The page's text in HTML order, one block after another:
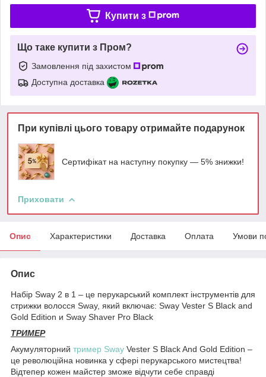
Купити з
Що таке купити з Пром?
Замовлення під захистом
Доступна доставка
При купівлі цього товару отримайте подарунок
Сертифікат на наступну покупку — 5% знижки!
Приховати
Опис Характеристики Доставка Оплата Умови
Опис
Набір Sway 2 в 1 – це перукарський комплект інструментів для
стрижки волосся Sway, який включає: Sway Vester S Black and
Gold Edition и Sway Shaver Pro Black
ТРИМЕР
Акумуляторний тример Sway Vester S Black And Gold Edition –
це революційна новинка у сфері перукарського мистецтва!
Відтепер кожен майстер зможе відчути себе справді